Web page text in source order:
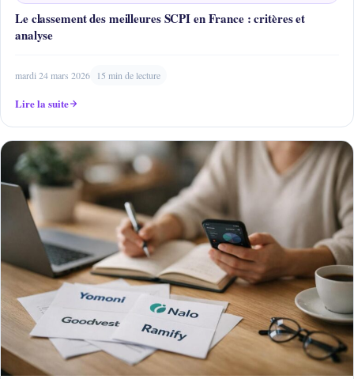
Le classement des meilleures SCPI en France : critères et
analyse
mardi 24 mars 2026 15 min de lecture
Lire la suite